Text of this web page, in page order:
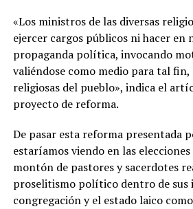
«Los ministros de las diversas
ejercer cargos públicos ni hacer en
propaganda política, invocando
valiéndose como medio para tal fin,
religiosas del pueblo», indica el
proyecto de reforma.
De pasar esta reforma presentada
estaríamos viendo en las
montón de pastores y sacerdotes
proselitismo político dentro de sus
congregación y el estado laico